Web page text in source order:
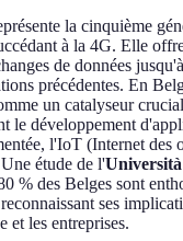
la cinquième
à la 4G. Elle
de données
précédentes. En
un catalyseur
le développement
l'IoT (Internet des
étude de l'
% des Belges sont
ses
et les entreprises.